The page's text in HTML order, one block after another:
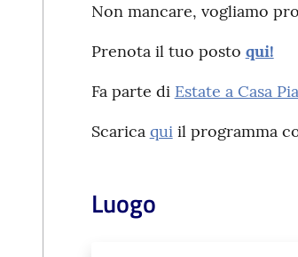
Non mancare, vogliamo
Prenota il tuo posto qui!
Fa parte di Estate a Casa
Scarica quiil programma
Luogo